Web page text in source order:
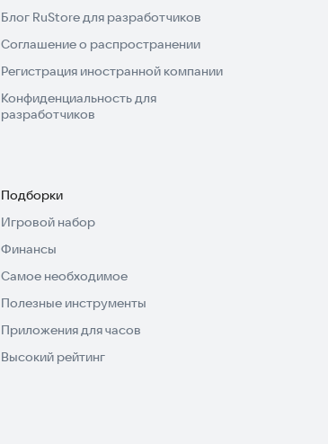
Блог RuStore для разработчиков
Соглашение о распространении
Регистрация иностранной компании
Конфиденциальность для
разработчиков
Подборки
Игровой набор
Финансы
Самое необходимое
Полезные инструменты
Приложения для часов
Высокий рейтинг